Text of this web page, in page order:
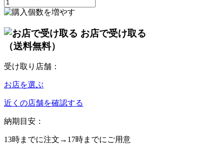
お店で受け取る
（送料無料）
受け取り店舗：
お店を選ぶ
近くの店舗を確認する
納期目安：
13時までに注文→ 17時までにご用意